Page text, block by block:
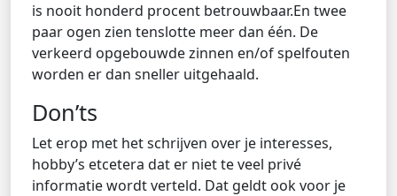
is nooit honderd procent betrouwbaar.En twee
paar ogen zien tenslotte meer dan één. De
verkeerd opgebouwde zinnen en/of spelfouten
worden er dan sneller uitgehaald.
Don’ts
Let erop met het schrijven over je interesses,
hobby’s etcetera dat er niet te veel privé
informatie wordt verteld. Dat geldt ook voor je